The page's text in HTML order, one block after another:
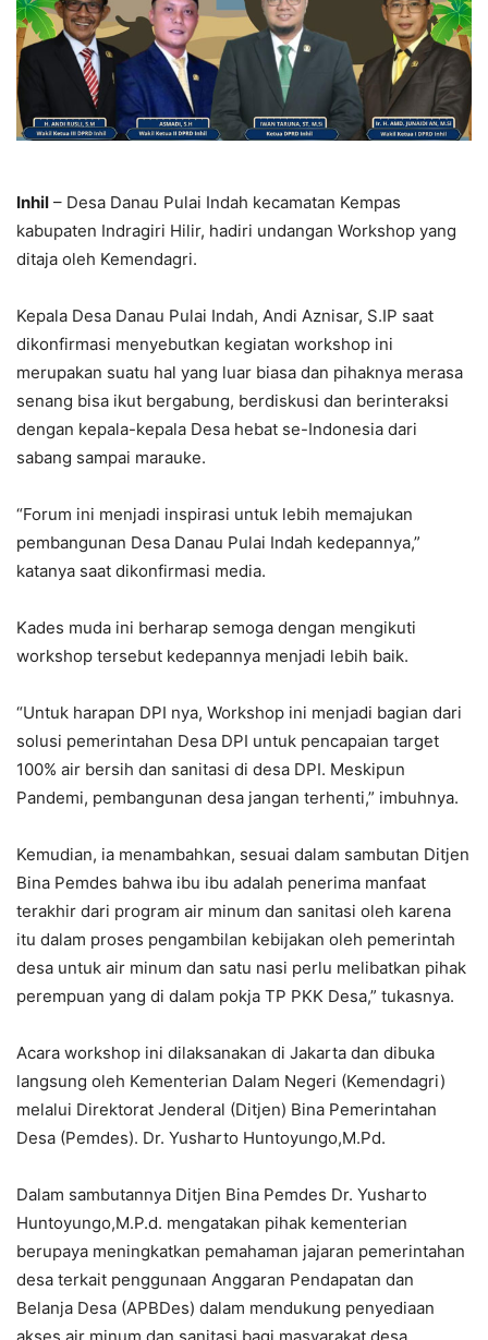
Inhil – Desa Danau Pulai Indah kecamatan Kempas
kabupaten Indragiri Hilir, hadiri undangan Workshop yang
ditaja oleh Kemendagri.
Kepala Desa Danau Pulai Indah, Andi Aznisar, S.IP saat
dikonfirmasi menyebutkan kegiatan workshop ini
merupakan suatu hal yang luar biasa dan pihaknya merasa
senang bisa ikut bergabung, berdiskusi dan berinteraksi
dengan kepala-kepala Desa hebat se-Indonesia dari
sabang sampai marauke.
“Forum ini menjadi inspirasi untuk lebih memajukan
pembangunan Desa Danau Pulai Indah kedepannya,”
katanya saat dikonfirmasi media.
Kades muda ini berharap semoga dengan mengikuti
workshop tersebut kedepannya menjadi lebih baik.
“Untuk harapan DPI nya, Workshop ini menjadi bagian dari
solusi pemerintahan Desa DPI untuk pencapaian target
100% air bersih dan sanitasi di desa DPI. Meskipun
Pandemi, pembangunan desa jangan terhenti,” imbuhnya.
Kemudian, ia menambahkan, sesuai dalam sambutan Ditjen
Bina Pemdes bahwa ibu ibu adalah penerima manfaat
terakhir dari program air minum dan sanitasi oleh karena
itu dalam proses pengambilan kebijakan oleh pemerintah
desa untuk air minum dan satu nasi perlu melibatkan pihak
perempuan yang di dalam pokja TP PKK Desa,” tukasnya.
Acara workshop ini dilaksanakan di Jakarta dan dibuka
langsung oleh Kementerian Dalam Negeri (Kemendagri)
melalui Direktorat Jenderal (Ditjen) Bina Pemerintahan
Desa (Pemdes). Dr. Yusharto Huntoyungo,M.Pd.
Dalam sambutannya Ditjen Bina Pemdes Dr. Yusharto
Huntoyungo,M.P.d. mengatakan pihak kementerian
berupaya meningkatkan pemahaman jajaran pemerintahan
desa terkait penggunaan Anggaran Pendapatan dan
Belanja Desa (APBDes) dalam mendukung penyediaan